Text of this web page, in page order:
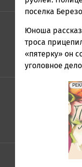
поселка
Юноша
троса
«пятерку» он
уголовное
erid: